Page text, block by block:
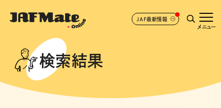
JAF最新情報
メニュー
検索結果